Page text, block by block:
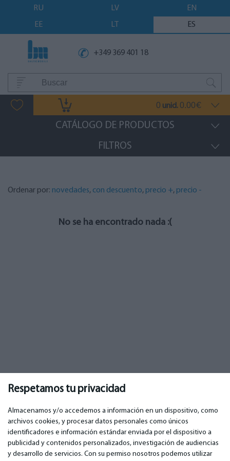
Respetamos tu privacidad
Almacenamos y/o accedemos a información en un dispositivo, como
archivos cookies, y procesar datos personales como únicos
identificadores e información estándar enviada por el dispositivo a
publicidad y contenidos personalizados, investigación de audiencias
y desarrollo de servicios. Con su permiso nosotros podemos utilizar
RU LV
EN
EE
LT ES
+349 369 401 18
0 unid. 0.00€
CATÁLOGO DE PRODUCTOS
FILTROS
Ordenar por: novedades, con descuento, precio +, precio -
No se ha encontrado nada :(
IMPORTANTE CONTACTOS